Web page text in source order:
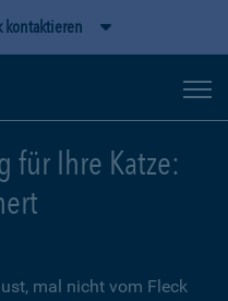
kontaktieren
für Ihre Katze:
mal nicht vom Fleck